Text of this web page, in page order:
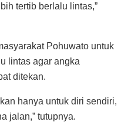
tertib berlalu lintas,”
Pohuwato untuk
lintas agar angka
ditekan.
hanya untuk diri sendiri,
jalan,” tutupnya.